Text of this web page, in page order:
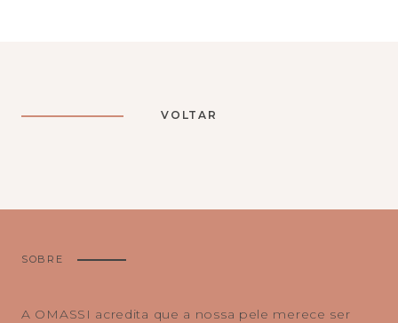
VOLTAR
SOBRE
A OMASSI acredita que a nossa pele merece ser